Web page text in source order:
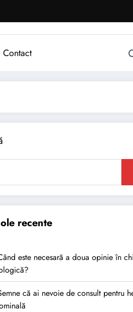
Contact
recente
este necesară a doua opinie în
că ai nevoie de consult pentru